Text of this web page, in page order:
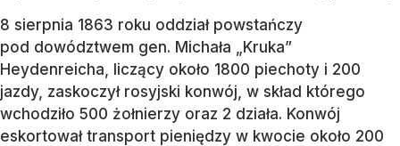
8 sierpnia 1863 roku oddział powstańczy
pod dowództwem gen. Michała „Kruka”
Heydenreicha, liczący około 1800 piechoty i 200
jazdy, zaskoczył rosyjski konwój, w skład którego
wchodziło 500 żołnierzy oraz 2 działa. Konwój
eskortował transport pieniędzy w kwocie około 200